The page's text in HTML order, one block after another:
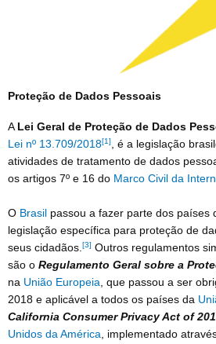
Proteção de Dados Pessoais
A Lei Geral de Proteção de Dados
Lei nº 13.709/2018[1], é a legislação
atividades de tratamento de dados
os artigos 7º e 16 do Marco Civil da
O Brasil passou a fazer parte dos países
legislação específica para proteção de
seus cidadãos. [3] Outros regulamentos
são o Regulamento Geral sobre a
na União Europeia , que passou a ser
2018 e aplicável a todos os países da
California Consumer Privacy Act of
Unidos da América , implementado